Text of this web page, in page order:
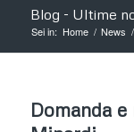
Blog - Ultime
Sei in: Home / News /
Domanda